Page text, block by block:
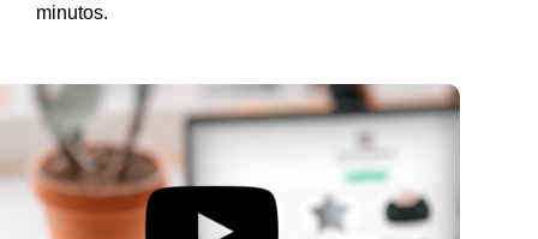
minutos.